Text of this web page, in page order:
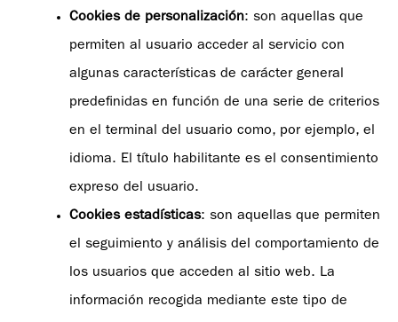
Cookies de personalización: son aquellas que
permiten al usuario acceder al servicio con
algunas características de carácter general
predefinidas en función de una serie de criterios
en el terminal del usuario como, por ejemplo, el
idioma. El título habilitante es el consentimiento
expreso del usuario.
Cookies estadísticas: son aquellas que permiten
el seguimiento y análisis del comportamiento de
los usuarios que acceden al sitio web. La
información recogida mediante este tipo de